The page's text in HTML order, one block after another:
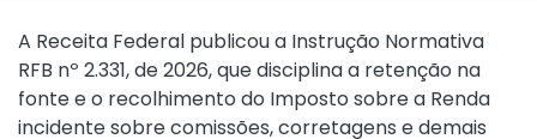
A Receita Federal publicou a Instrução Normativa
RFB nº 2.331, de 2026,que disciplina a retenção na
fonte e o recolhimento do Imposto sobre a Renda
incidente sobre comissões, corretagens e demais